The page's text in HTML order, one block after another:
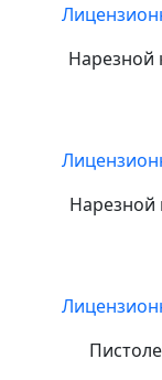
Нарезной
Нарезной